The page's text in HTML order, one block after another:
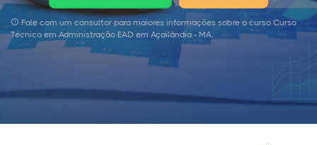
Fale com um consultor para maiores informações sobre o curso Curso
Técnico em Administração EAD em Açailândia - MA.